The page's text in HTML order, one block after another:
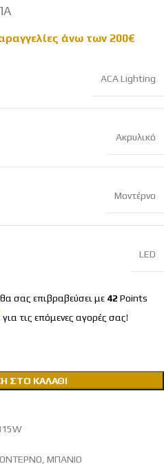
άνω των 200€
ACA Lighting
Ακρυλικό
Μοντέρνο
LED
σας επιβραβεύσει με 42 Points
για τις επόμενες αγορές σας!
ΣΤΟ ΚΑΛΆΘΙ
, ΜΠΑΝΙΟ